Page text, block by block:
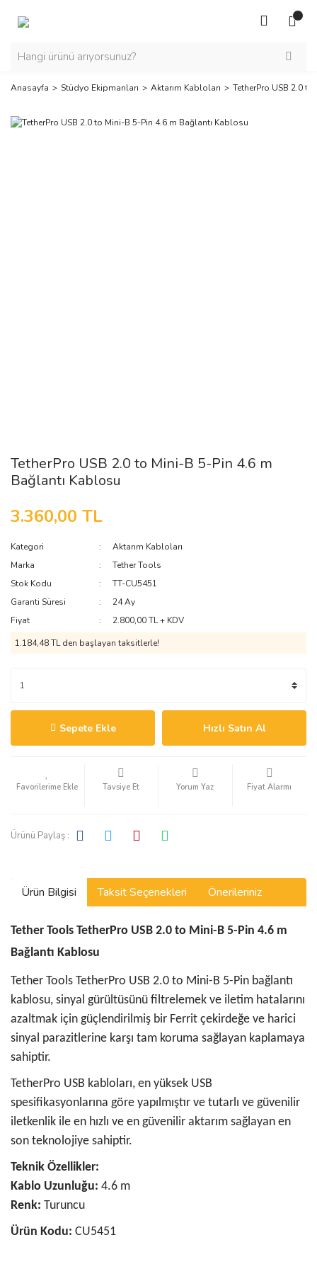
Anasayfa Stüdyo Ekipmanları Aktarım Kabloları TetherPro USB 2.0
TetherPro USB 2.0 to Mini-B 5-Pin 4.6 m
Bağlantı Kablosu
3.360,00 TL
Kategori
Aktarım Kabloları
Marka
Tether Tools
Stok Kodu
TT-CU5451
Garanti Süresi
24 Ay
Fiyat
2.800,00 TL + KDV
1.184,48 TL den başlayan taksitlerle!
Sepete Ekle Hızlı Satın Al
Tavsiye Et Yorum Yaz Fiyat Alarmı
Ürünü Paylaş :
Ürün Bilgisi Taksit Seçenekleri Önerileriniz
Tether Tools TetherPro USB 2.0 to Mini-B 5-Pin 4.6 m
Bağlantı Kablosu
Tether Tools TetherPro USB 2.0 to Mini-B 5-Pin bağlantı
kablosu, sinyal gürültüsünü filtrelemek ve iletim hatalarını
azaltmak için güçlendirilmiş bir Ferrit çekirdeğe ve harici
sinyal parazitlerine karşı tam koruma sağlayan kaplamaya
sahiptir.
TetherPro USB kabloları, en yüksek USB
spesifikasyonlarına göre yapılmıştır ve tutarlı ve güvenilir
iletkenlik ile en hızlı ve en güvenilir aktarım sağlayan en
son teknolojiye sahiptir.
Teknik Özellikler:
Kablo Uzunluğu: 4.6 m
Renk: Turuncu
Ürün Kodu: CU5451